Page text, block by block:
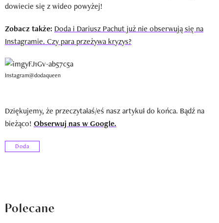
dowiecie się z wideo powyżej!
Zobacz także: Doda i Dariusz Pachut już nie obserwują się na
Instagramie. Czy para przeżywa kryzys?
Instagram@dodaqueen
Dziękujemy, że przeczytałaś/eś nasz artykuł do końca. Bądź na
bieżąco! Obserwuj nas w Google.
Doda
Polecane